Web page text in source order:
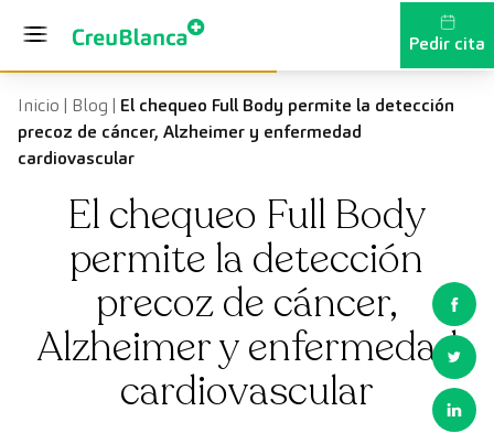
Pedir cita
Inicio | Blog | El chequeo Full Body permite la detección
precoz de cáncer, Alzheimer y enfermedad
cardiovascular
El chequeo Full Body
permite la detección
precoz de cáncer,
Alzheimer y enfermedad
cardiovascular